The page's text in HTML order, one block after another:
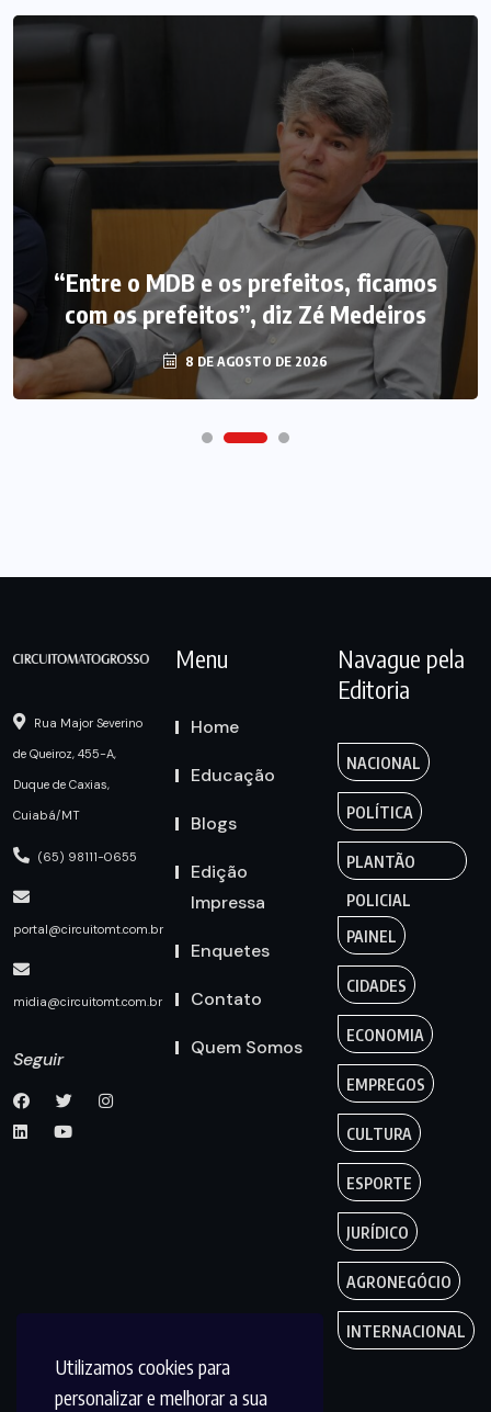
Utilizamos cookies para
personalizar e melhorar a sua
“Entre o MDB e os prefeitos, ficamos
com os prefeitos”, diz Zé Medeiros
8 DE AGOSTO DE 2026
Rua Major Severino
de Queiroz, 455-A,
Duque de Caxias,
Cuiabá/MT
(65) 98111-0655
portal@circuitomt.com.br
midia@circuitomt.com.br
Seguir
Menu
Home
Educação
Blogs
Edição
Impressa
Enquetes
Contato
Quem Somos
Navague pela
Editoria
NACIONAL
POLÍTICA
PLANTÃO
POLICIAL
PAINEL
CIDADES
ECONOMIA
EMPREGOS
CULTURA
ESPORTE
JURÍDICO
AGRONEGÓCIO
INTERNACIONAL